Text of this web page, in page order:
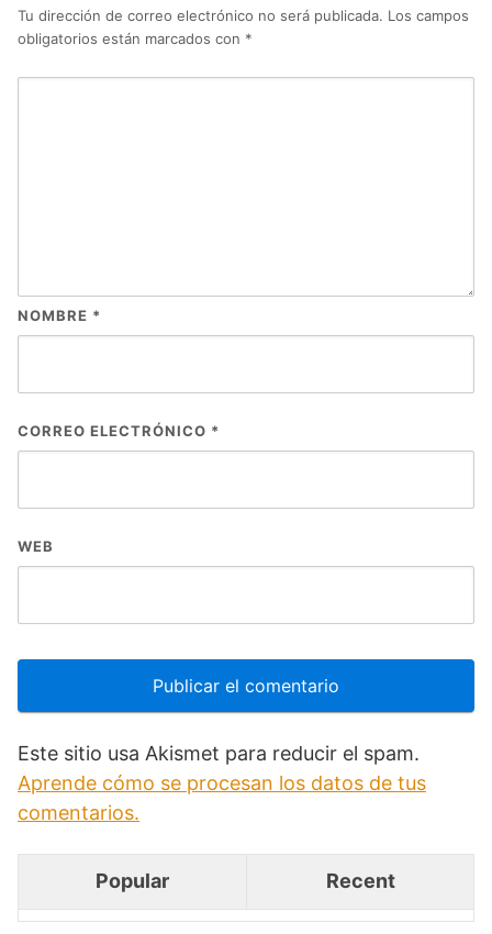
Tu dirección de correo electrónico no será publicada. Los campos
obligatorios están marcados con *
NOMBRE *
CORREO ELECTRÓNICO *
WEB
Este sitio usa Akismet para reducir el spam.
Aprende cómo se procesan los datos de tus
comentarios.
Popular Recent